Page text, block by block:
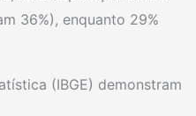
36%), enquanto 29%
(IBGE) demonstram